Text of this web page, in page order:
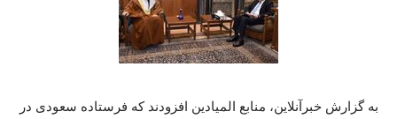
به گزارش خبرآنلاین، منابع المیادین افزودند که فرستاده سعودی در